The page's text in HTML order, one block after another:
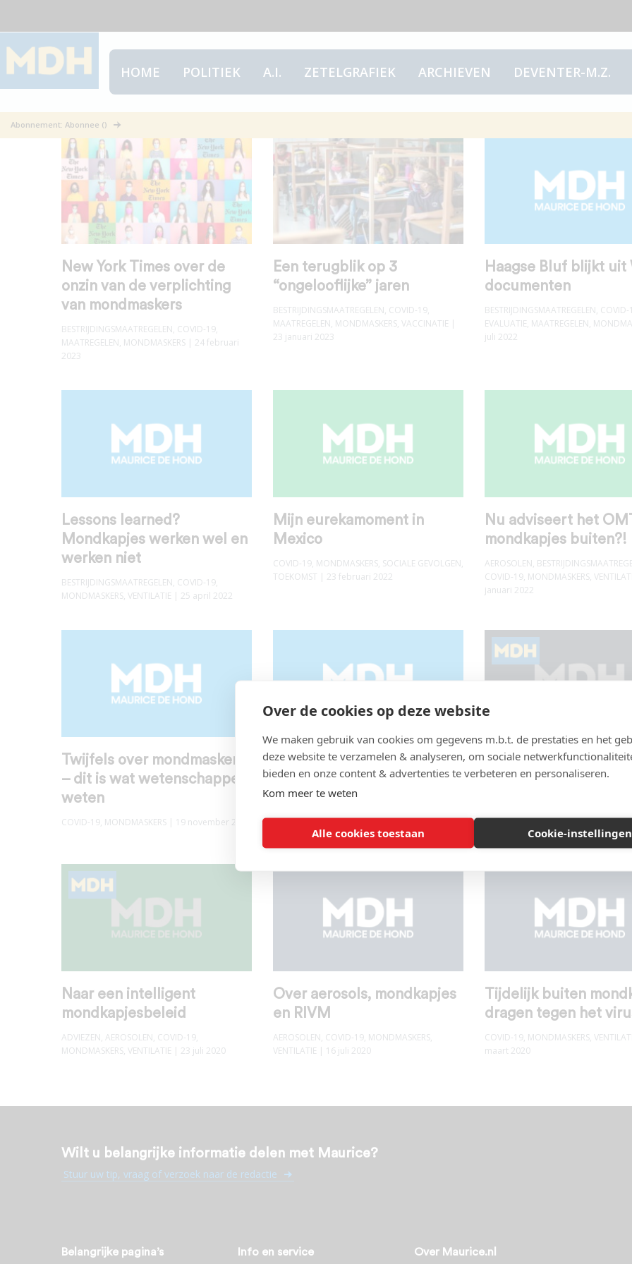
Over de cookies op deze website
We maken gebruik van cookies om gegevens m.b.t. de prestaties en het
deze website te verzamelen & analyseren, om sociale
bieden en onze content & advertenties te verbeteren en personaliseren.
Kom meer te weten
Alle cookies toestaan Cookie-instellingen
HOME POLITIEK A.I. ZETELGRAFIEK ARCHIEVEN DEVENTER-M.Z.
Abonnement: Abonnee ()
Mondmaskers
New York Times over de
onzin van de verplichting
van mondmaskers
BESTRIJDINGSMAATREGELEN, COVID-19,
MAATREGELEN, MONDMASKERS | 24 februari
2023
Een terugblik op 3
“ongelooflijke” jaren
BESTRIJDINGSMAATREGELEN, COVID-19,
MAATREGELEN, MONDMASKERS, VACCINATIE |
23 januari 2023
Haagse Bluf blijkt uit
documenten
BESTRIJDINGSMAATREGELEN, COVID-
EVALUATIE, MAATREGELEN,
juli 2022
Lessons learned?
Mondkapjes werken wel en
werken niet
BESTRIJDINGSMAATREGELEN, COVID-19,
MONDMASKERS, VENTILATIE | 25 april 2022
Mijn eurekamoment in
Mexico
COVID-19, MONDMASKERS, SOCIALE GEVOLGEN,
TOEKOMST | 23 februari 2022
Nu adviseert het OMT
mondkapjes buiten?!
AEROSOLEN,
COVID-19, MONDMASKERS,
januari 2022
Twijfels over mondmaskers
– dit is wat wetenschappers
weten
COVID-19, MONDMASKERS | 19 november 2020
Een visuele reis door
mondmaskers van de New
York Times
COVID-19,MONDMASKERS| 12 november 2020
Fascinerend
over effect
COVID-19,MONDMASKERS| 27
Naar een intelligent
mondkapjesbeleid
ADVIEZEN, AEROSOLEN, COVID-19,
MONDMASKERS, VENTILATIE | 23 juli 2020
Over aerosols, mondkapjes
en RIVM
AEROSOLEN, COVID-19, MONDMASKERS,
VENTILATIE | 16 juli 2020
Tijdelijk buiten
dragen tegen het
COVID-19, MONDMASKERS,
maart 2020
Wilt u belangrijke informatie delen met Maurice?
Stuur uw tip, vraag of verzoek naar de redactie
Belangrijke pagina’s Info en service Over Maurice.nl